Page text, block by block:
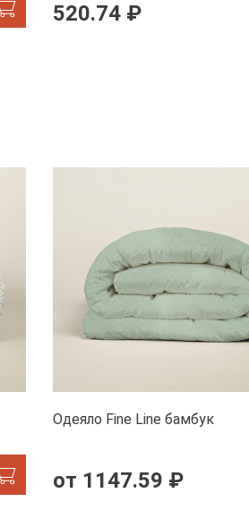
520.74 ₽
Одеяло Fine Line бамбук
от 1147.59 ₽